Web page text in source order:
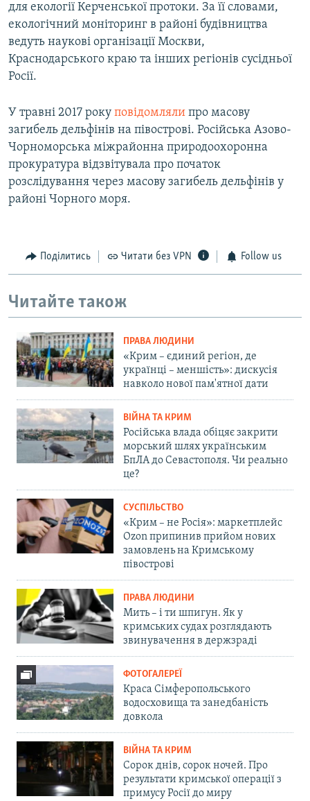
для екології Керченської протоки. За її словами,
екологічний моніторинг в районі будівництва
ведуть наукові організації Москви,
Краснодарського краю та інших регіонів сусідньої
Росії.
У травні 2017 року повідомляли про масову
загибель дельфінів на півострові. Російська Азово-
Чорноморська міжрайонна природоохоронна
прокуратура відзвітувала про початок
розслідування через масову загибель дельфінів у
районі Чорного моря.
Поділитись Читати без VPN Follow us
Читайте також
ПРАВА ЛЮДИНИ
«Крим – єдиний регіон, де
українці – меншість»: дискусія
навколо нової пам'ятної дати
ВІЙНА ТА КРИМ
Російська влада обіцяє закрити
морський шлях українським
БпЛА до Севастополя. Чи реально
це?
СУСПІЛЬСТВО
«Крим – не Росія»: маркетплейс
Ozon припинив прийом нових
замовлень на Кримському
півострові
ПРАВА ЛЮДИНИ
Мить – і ти шпигун. Як у
кримських судах розглядають
звинувачення в держзраді
ФОТОГАЛЕРЕЇ
Краса Сімферопольського
водосховища та занедбаність
довкола
ВІЙНА ТА КРИМ
Сорок днів, сорок ночей. Про
результати кримської операції з
примусу Росії до миру